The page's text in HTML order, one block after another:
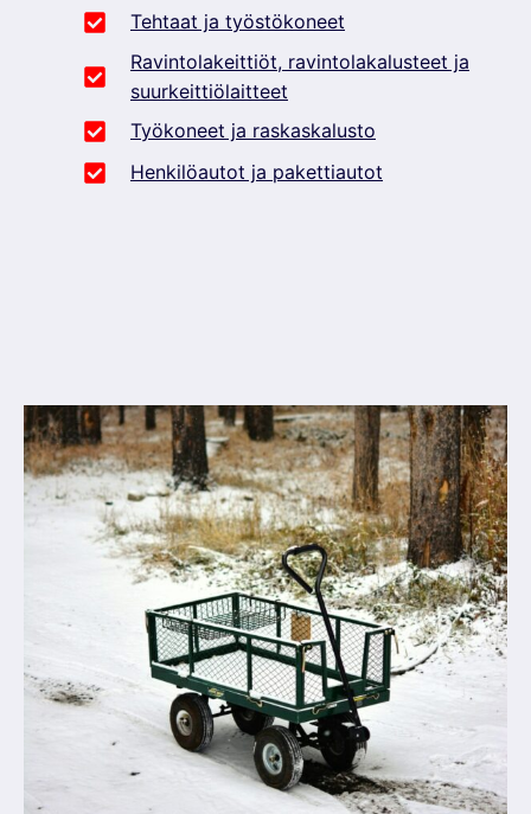
Tehtaat ja työstökoneet
Ravintolakeittiöt, ravintolakalusteet ja
suurkeittiölaitteet
Työkoneet ja raskaskalusto
Henkilöautot ja pakettiautot